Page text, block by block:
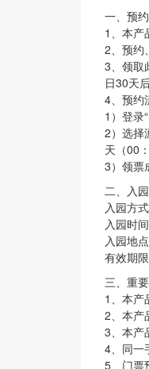
一、预
1、本产
2、预约
3、领取
日30天
4、预约
1）登录
2）选择
天（00
3）领票
二、入
入园方
入园时
入园地
有效期
三、重
1、本产
2、本产
3、本产
4、同一
5、门票